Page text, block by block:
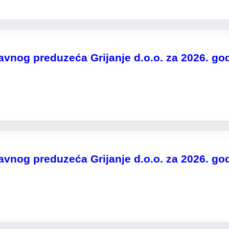
preduzeća Grijanje d.o.o. za 2026.
preduzeća Grijanje d.o.o. za 2026.